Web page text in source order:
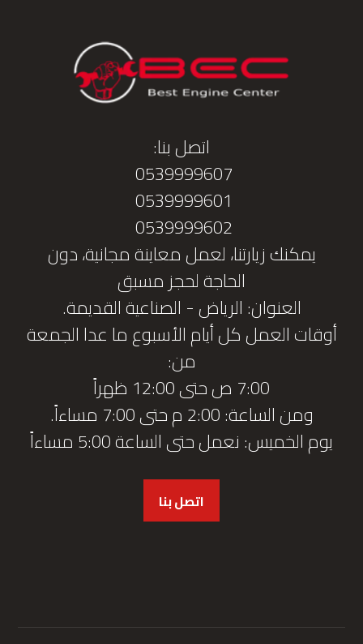
اتصل بنا:
0539999607
0539999601
0539999602
يمكنك زيارتنا، لعمل معاينة مجانية، دون
الحاجة لحجز مسبق
العنوان: الرياض - الصناعية القديمة.
أوقات العمل كل أيام الأسبوع ما عدا الجمعة
من:
7:00 ص حتى 12:00 ظهراً
ومن الساعة: 2:00 م حتى 7:00 مساءاً.
يوم الخميس: نعمل حتى الساعة 5:00 مساءاً
اتصل بنا